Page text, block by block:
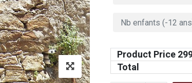
Product Price
Total